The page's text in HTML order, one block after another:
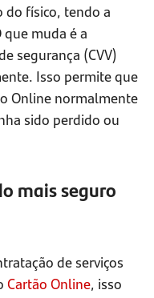
do físico, tendo a
muda é a
segurança (CVV)
Isso permite que
Online normalmente
sido perdido ou
mais seguro
de serviços
Cartão Online, isso